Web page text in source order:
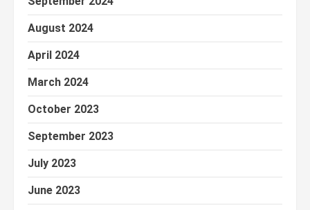
August 2024
April 2024
March 2024
October 2023
September 2023
July 2023
June 2023